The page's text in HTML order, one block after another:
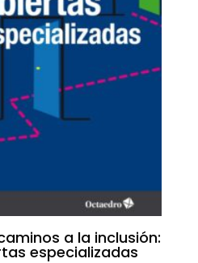
a la inclusión:
especializadas